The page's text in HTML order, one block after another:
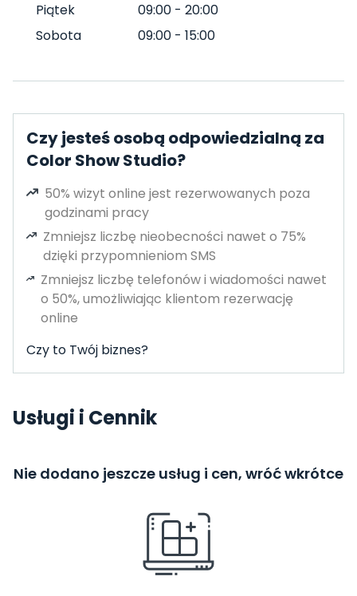
Piątek
09:00 - 20:00
Sobota
09:00 - 15:00
Czy jesteś osobą odpowiedzialną za
Color Show Studio?
50% wizyt online jest rezerwowanych poza
godzinami pracy
Zmniejsz liczbę nieobecności nawet o 75%
dzięki przypomnieniom SMS
Zmniejsz liczbę telefonów i wiadomości nawet
o 50%, umożliwiając klientom rezerwację
online
Czy to Twój biznes?
Usługi i Cennik
Nie dodano jeszcze usług i cen, wróć wkrótce